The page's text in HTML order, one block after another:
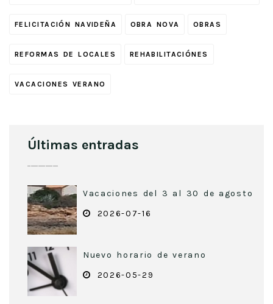
FELICITACIÓN NAVIDEÑA OBRA NOVA OBRAS
REFORMAS DE LOCALES REHABILITACIÓNES
VACACIONES VERANO
Últimas entradas
Vacaciones del 3 al 30 de agosto
2026-07-16
Nuevo horario de verano
2026-05-29